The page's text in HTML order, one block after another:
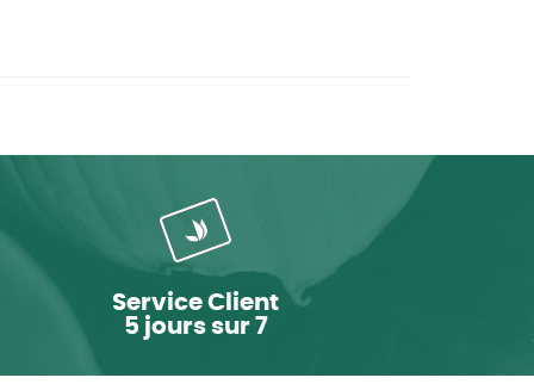
Service Client
5 jours sur 7